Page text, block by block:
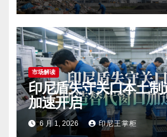
市场解读
印尼盾失守关口本土
加速开启
6 月 1, 2026 印尼王掌柜